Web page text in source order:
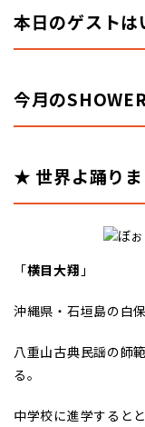
本日のゲストは
今月の
★ 世界よ踊り
「横目大翔 」
沖縄県・石垣島の白保
八重山古典民謡の師
る。
中学校に進学すると